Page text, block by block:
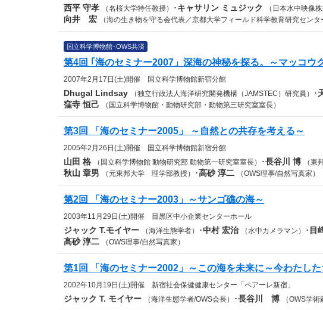
西平 守孝 （名桜大学特任教授） ･キャサリン ミュジック （日本水中映像
向井 宏
（海の生き物を守る会代表／京都大学フィールド科学教育研究センタ
国立科学博物館･OWS共済
第4回 ｢海のセミナー2007」深海の神秘を探る。～マッコウ
2007年2月17日(土)開催 国立科学博物館新宿分館
Dhugal Lindsay （独立行政法人海洋研究開発機構（JAMSTEC）研究員） ･
窪寺 恒己
（国立科学博物館・動物研究部・動物第三研究室室長）
第3回 「海のセミナー2005」 ～自然との共存を考える～
2005年2月26日(土)開催 国立科学博物館新宿分館
山田 格 （国立科学博物館 動物研究部 動物第一研究室室長） ･長谷川 博 （東
秋山 章男
（元東邦大学 理学部教授） ･高砂 淳二 （OWS理事/自然写真家）
第2回 「海のセミナー2003」～サンゴ礁の海～
2003年11月29日(土)開催 目黒区中小企業センターホール
ジャック T.モイヤー （海洋生態学者） ･中村 宏治 （水中カメラマン） ･ 目
高砂 淳二
（OWS理事/自然写真家）
第1回 「海のセミナー2002」～この海を未来に～今わたし
2002年10月19日(土)開催 新宿社会保健健康センター「ペアーレ新宿」
ジャック T. モイヤー （海洋生態学者/OWS会長） ･長谷川 博 （OWS学